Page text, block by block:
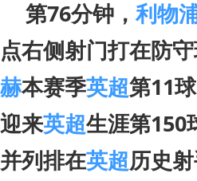
第76分钟，利物
点右侧射门打在防
赫本赛季英超第11
迎来英超生涯第150
并列排在英超历史